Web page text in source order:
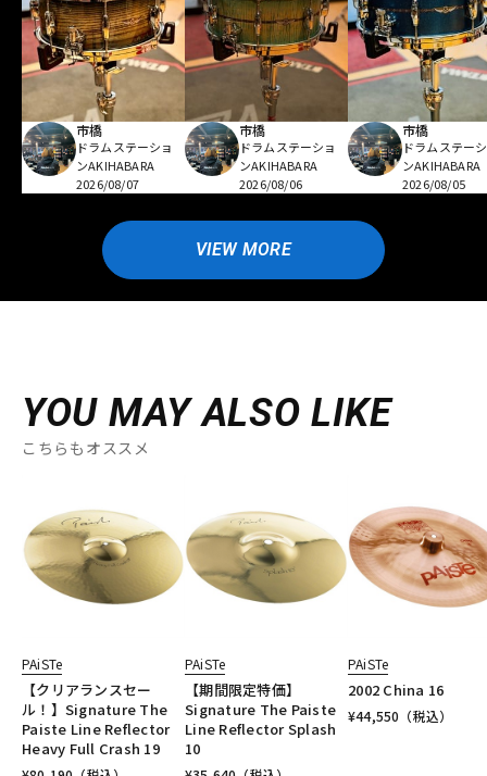
市橋
ドラムステーショ
ンAKIHABARA
2026/08/07
市橋
ドラムステーショ
ンAKIHABARA
2026/08/06
市橋
ドラムステー
ンAKIHABARA
2026/08/05
VIEW MORE
YOU MAY ALSO LIKE
こちらもオススメ
PAiSTe
【クリアランスセー
ル！】Signature The
Paiste Line Reflector
Heavy Full Crash 19
PAiSTe
【期間限定特価】
Signature The Paiste
Line Reflector Splash
10
PAiSTe
2002 China 16
¥44,550 （税込）